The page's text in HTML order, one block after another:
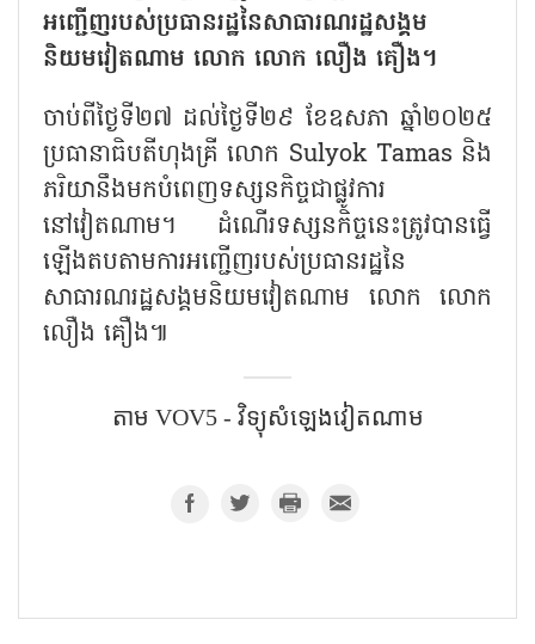
អញ្ជើញរបស់ប្រធានរដ្ឋនៃសាធារណរដ្ឋសង្គម
និយមវៀតណាម លោក លោក លឿង គឿង។
ចាប់ពីថ្ងៃទី២៧ ដល់ថ្ងៃទី២៩ ខែឧសភា ឆ្នាំ២០២៥
ប្រធានាធិបតីហុងគ្រី លោក Sulyok Tamas និង
ភរិយានឹងមកបំពេញទស្សនកិច្ចជាផ្លូវការ
នៅវៀតណាម។ ដំណើរទស្សនកិច្ចនេះត្រូវបានធ្វើ
ឡើងតបតាមការអញ្ជើញរបស់ប្រធានរដ្ឋនៃ
សាធារណរដ្ឋសង្គមនិយមវៀតណាម លោក លោក
លឿង គឿង៕
តាម VOV5 - វិទ្យុសំឡេង​វៀតណាម